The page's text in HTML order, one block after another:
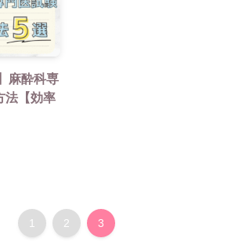
麻酔科専
法【効率
1 2 3